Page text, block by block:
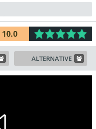
10.0
ALTERNATIVE